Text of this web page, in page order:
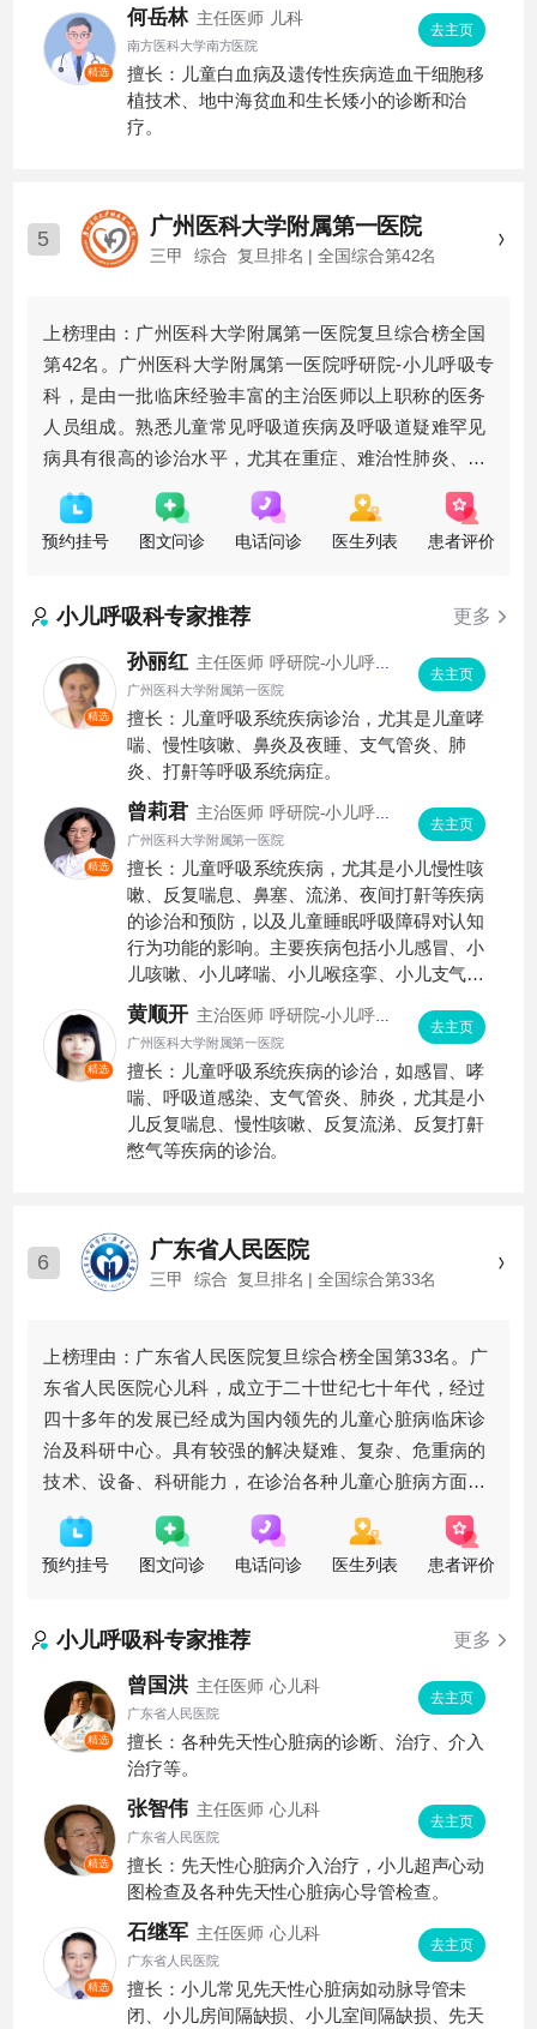
精选
何岳林 主任医师 儿科
南方医科大学南方医院
去主页
擅长：儿童白血病及遗传性疾病造血干细胞移
植技术、地中海贫血和生长矮小的诊断和治
疗。
5 广州医科大学附属第一医院
三甲 综合 复旦排名 | 全国综合第42名
上榜理由：广州医科大学附属第一医院复旦综合榜全国
第42名。广州医科大学附属第一医院呼研院-小儿呼吸专
科，是由一批临床经验丰富的主治医师以上职称的医务
人员组成。熟悉儿童常见呼吸道疾病及呼吸道疑难罕见
病具有很高的诊治水平，尤其在重症、难治性肺炎、重
症呼吸系统疾病的呼吸支持治疗、儿童支气管哮喘、婴
幼儿急性喘息性疾病、儿童慢
预约挂号 图文问诊 电话问诊 医生列表 患者评价
小儿呼吸科专家推荐 更多
精选
孙丽红 主任医师 呼研院-小儿呼吸
专科
广州医科大学附属第一医院
去主页
擅长：儿童呼吸系统疾病诊治，尤其是儿童哮
喘、慢性咳嗽、鼻炎及夜睡、支气管炎、肺
炎、打鼾等呼吸系统病症。
精选
曾莉君 主治医师 呼研院-小儿呼吸
专科
广州医科大学附属第一医院
去主页
擅长：儿童呼吸系统疾病，尤其是小儿慢性咳
嗽、反复喘息、鼻塞、流涕、夜间打鼾等疾病
的诊治和预防，以及儿童睡眠呼吸障碍对认知
行为功能的影响。主要疾病包括小儿感冒、小
儿咳嗽、小儿哮喘、小儿喉痉挛、小儿支气管
炎、小儿支气管肺炎、小儿肺炎支原体肺炎、
儿童反复呼吸道感染、小儿呼吸道感染、小儿
发烧等。
精选
黄顺开 主治医师 呼研院-小儿呼吸
专科
广州医科大学附属第一医院
去主页
擅长：儿童呼吸系统疾病的诊治，如感冒、哮
喘、呼吸道感染、支气管炎、肺炎，尤其是小
儿反复喘息、慢性咳嗽、反复流涕、反复打鼾
憋气等疾病的诊治。
6 广东省人民医院
三甲 综合 复旦排名 | 全国综合第33名
上榜理由：广东省人民医院复旦综合榜全国第33名。广
东省人民医院心儿科，成立于二十世纪七十年代，经过
四十多年的发展已经成为国内领先的儿童心脏病临床诊
治及科研中心。具有较强的解决疑难、复杂、危重病的
技术、设备、科研能力，在诊治各种儿童心脏病方面临
床收治病例数量以及治疗效果等多项临床诊疗技术指
标、技术水平在国内处
预约挂号 图文问诊 电话问诊 医生列表 患者评价
小儿呼吸科专家推荐 更多
精选
曾国洪 主任医师 心儿科
广东省人民医院
去主页
擅长：各种先天性心脏病的诊断、治疗、介入
治疗等。
精选
张智伟 主任医师 心儿科
广东省人民医院
去主页
擅长：先天性心脏病介入治疗，小儿超声心动
图检查及各种先天性心脏病心导管检查。
精选
石继军 主任医师 心儿科
广东省人民医院
去主页
擅长：小儿常见先天性心脏病如动脉导管未
闭、小儿房间隔缺损、小儿室间隔缺损、先天